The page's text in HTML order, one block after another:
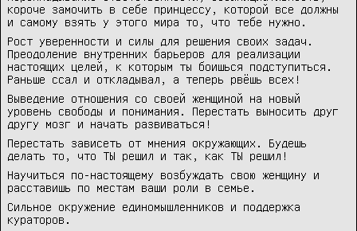
короче замочить в себе принцессу, которой все должны
и самому взять у этого мира то, что тебе нужно.
Рост уверенности и силы для решения своих задач.
Преодоление внутренних барьеров для реализации
настоящих целей, к которым ты боишься подступиться.
Раньше ссал и откладывал, а теперь рвёшь всех!
Выведение отношения со своей женщиной на новый
уровень свободы и понимания. Перестать выносить друг
другу мозг и начать развиваться!
Перестать зависеть от мнения окружающих. Будешь
делать то, что ТЫ решил и так, как ТЫ решил!
Научиться по-настоящему возбуждать свою женщину и
расставишь по местам ваши роли в семье.
Сильное окружение единомышленников и поддержка
кураторов.